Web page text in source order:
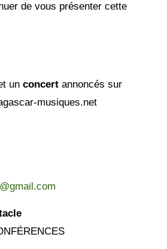
de vous présenter cette
unconcert annoncés sur
musiques.net